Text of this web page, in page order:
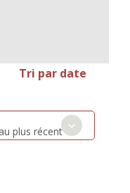
Tri par date
plus récent